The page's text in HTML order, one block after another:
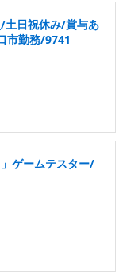
土日祝休み/賞与あ
市勤務/9741
ゲームテスター/